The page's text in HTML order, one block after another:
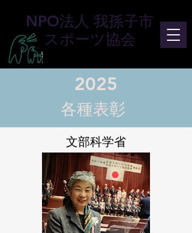
NPO法人 我孫子市
スポーツ協会
2025
各種表彰
​文部科学省